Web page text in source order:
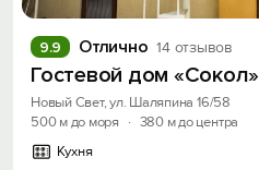
Отлично 14 отзывов
9.9
Гостевой дом «Сокол»
Новый Свет, ул. Шаляпина 16/58
500 м до моря
· 380 м до центра
Кухня